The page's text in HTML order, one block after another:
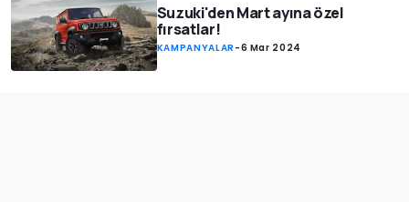
Suzuki'den Mart ayına özel
fırsatlar!
KAMPANYALAR -6 Mar 2024